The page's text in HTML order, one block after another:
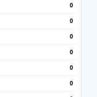
0
0
0
0
0
0